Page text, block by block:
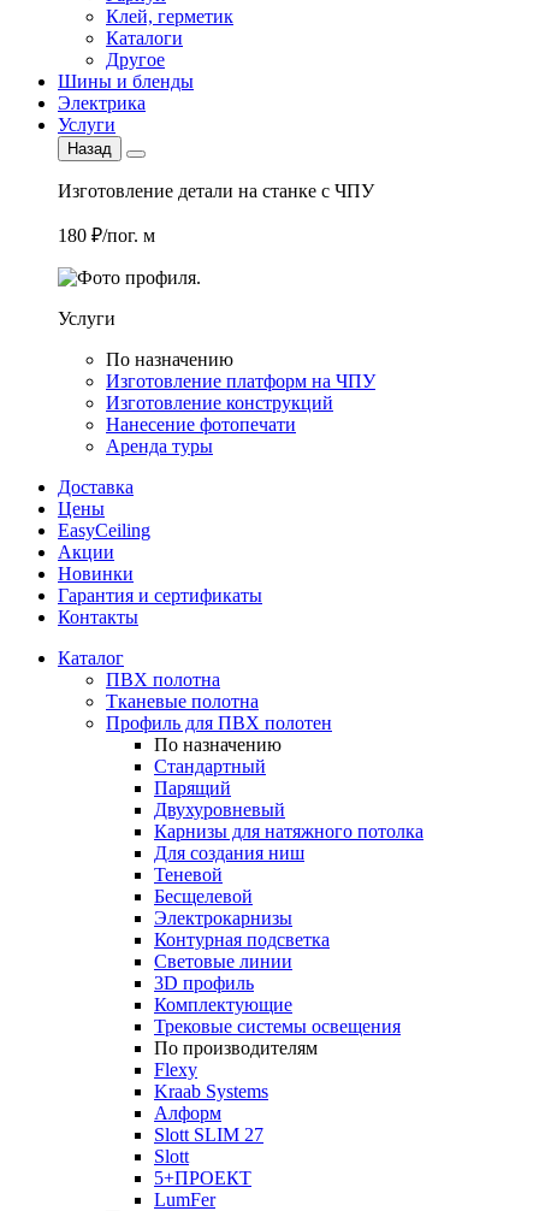
Клей, герметик
Каталоги
Другое
Шины и бленды
Электрика
Услуги
Назад
Изготовление детали на станке с ЧПУ
180 ₽/пог. м
Услуги
По назначению
Изготовление платформ на ЧПУ
Изготовление конструкций
Нанесение фотопечати
Аренда туры
Доставка
Цены
EasyCeiling
Акции
Новинки
Гарантия и сертификаты
Контакты
Каталог
ПВХ полотна
Тканевые полотна
Профиль для ПВХ полотен
По назначению
Стандартный
Парящий
Двухуровневый
Карнизы для натяжного потолка
Для создания ниш
Теневой
Бесщелевой
Электрокарнизы
Контурная подсветка
Световые линии
3D профиль
Комплектующие
Трековые системы освещения
По производителям
Flexy
Kraab Systems
Алформ
Slott SLIM 27
Slott
5+ПРОЕКТ
LumFer